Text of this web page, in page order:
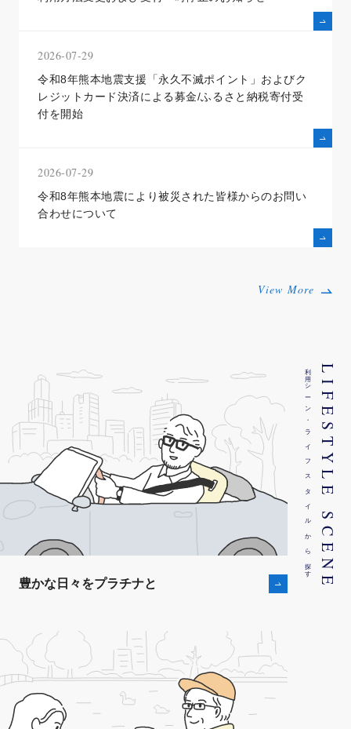
2026-07-29
令和8年熊本地震支援「永久不滅ポイント」およびク
レジットカード決済による募金/ふるさと納税寄付受
付を開始
2026-07-29
令和8年熊本地震により被災された皆様からのお問い
合わせについて
View More
豊かな日々をプラチナと
利用シーン・ライフスタイルから探すLIFESTYLE SCENE